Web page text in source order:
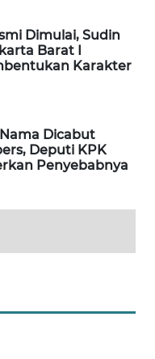
Dimulai, Sudin
Barat I
Karakter
Dicabut
Deputi KPK
Penyebabnya